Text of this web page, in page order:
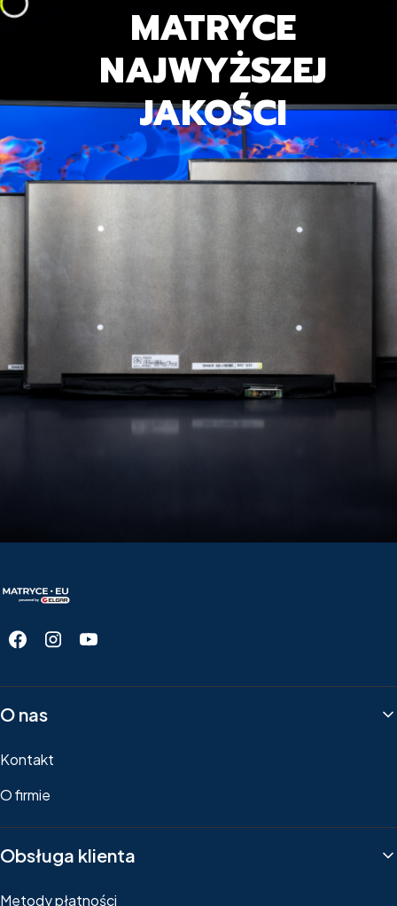
MATRYCE
NAJWYŻSZEJ
JAKOŚCI
Linki w stopce
O nas
Kontakt
O firmie
Obsługa klienta
Metody płatności